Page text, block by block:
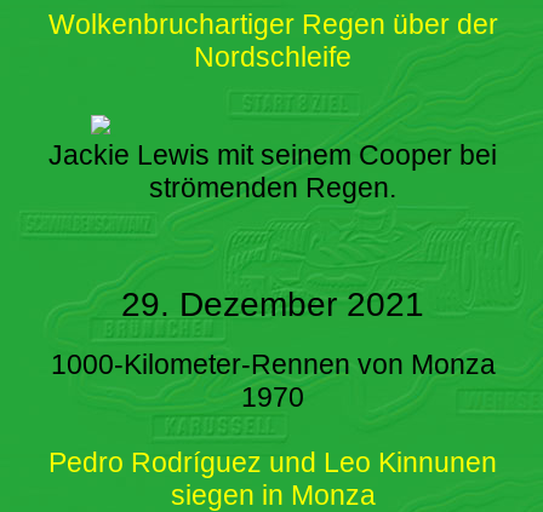
Wolkenbruchartiger Regen über der
Nordschleife
Jackie Lewis mit seinem Cooper bei
strömenden Regen.
29. Dezember 2021
1000-Kilometer-Rennen von Monza
1970
Pedro Rodríguez und Leo Kinnunen
siegen in Monza